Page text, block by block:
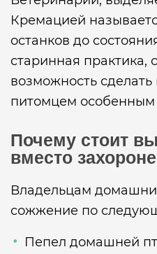
Кремацией
останков до
старинная практика,
возможность
питомцем
Почему стоит
вместо
Владельцам
сожжение по
Пепел домашней